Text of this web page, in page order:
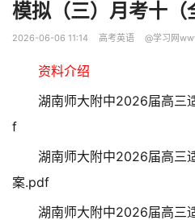
模拟（三）月考十（
2026-06-06 11:14 高考英语 @学习网
资料介绍
湖南师大附中2026届高三
f
湖南师大附中2026届高三
案.pdf
湖南师大附中2026届高三